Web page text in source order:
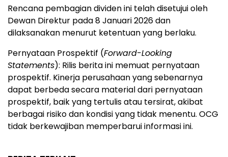
Rencana pembagian dividen ini telah disetujui oleh
Dewan Direktur pada 8 Januari 2026 dan
dilaksanakan menurut ketentuan yang berlaku.
Pernyataan Prospektif (Forward-Looking
Statements): Rilis berita ini memuat pernyataan
prospektif. Kinerja perusahaan yang sebenarnya
dapat berbeda secara material dari pernyataan
prospektif, baik yang tertulis atau tersirat, akibat
berbagai risiko dan kondisi yang tidak menentu. OCG
tidak berkewajiban memperbarui informasi ini.